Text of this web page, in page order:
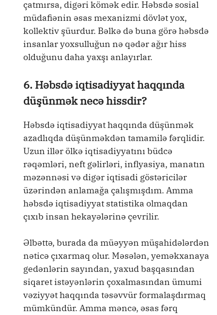
çatmırsa, digəri kömək edir. Həbsdə sosial
müdafiənin əsas mexanizmi dövlət yox,
kollektiv şüurdur. Bəlkə də buna görə həbsdə
insanlar yoxsulluğun nə qədər ağır hiss
olduğunu daha yaxşı anlayırlar.
6. Həbsdə iqtisadiyyat haqqında
düşünmək necə hissdir?
Həbsdə iqtisadiyyat haqqında düşünmək
azadlıqda düşünməkdən tamamilə fərqlidir.
Uzun illər ölkə iqtisadiyyatını büdcə
rəqəmləri, neft gəlirləri, inflyasiya, manatın
məzənnəsi və digər iqtisadi göstəricilər
üzərindən anlamağa çalışmışdım. Amma
həbsdə iqtisadiyyat statistika olmaqdan
çıxıb insan hekayələrinə çevrilir.
Əlbəttə, burada da müəyyən müşahidələrdən
nəticə çıxarmaq olur. Məsələn, yeməkxanaya
gedənlərin sayından, yaxud başqasından
siqaret istəyənlərin çoxalmasından ümumi
vəziyyət haqqında təsəvvür formalaşdırmaq
mümkündür. Amma məncə, əsas fərq